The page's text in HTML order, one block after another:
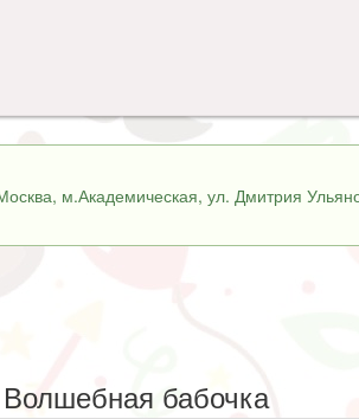
м.Академическая, ул. Дмитрия
бабочка